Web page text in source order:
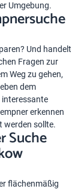
Umgebung.
Und handelt
Fragen zur
Weg zu gehen,
dem
interessante
erkennen
werden sollte.
Suche
flächenmäßig